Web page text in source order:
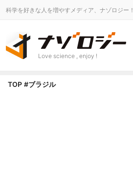
科学を好きな人を増やすメディア、ナゾロジー！
Love science , enjoy !
TOP #ブラジル